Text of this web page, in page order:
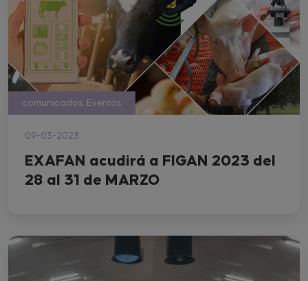
comunicados, Eventos
09-03-2023
EXAFAN acudirá a FIGAN 2023 del
28 al 31 de MARZO